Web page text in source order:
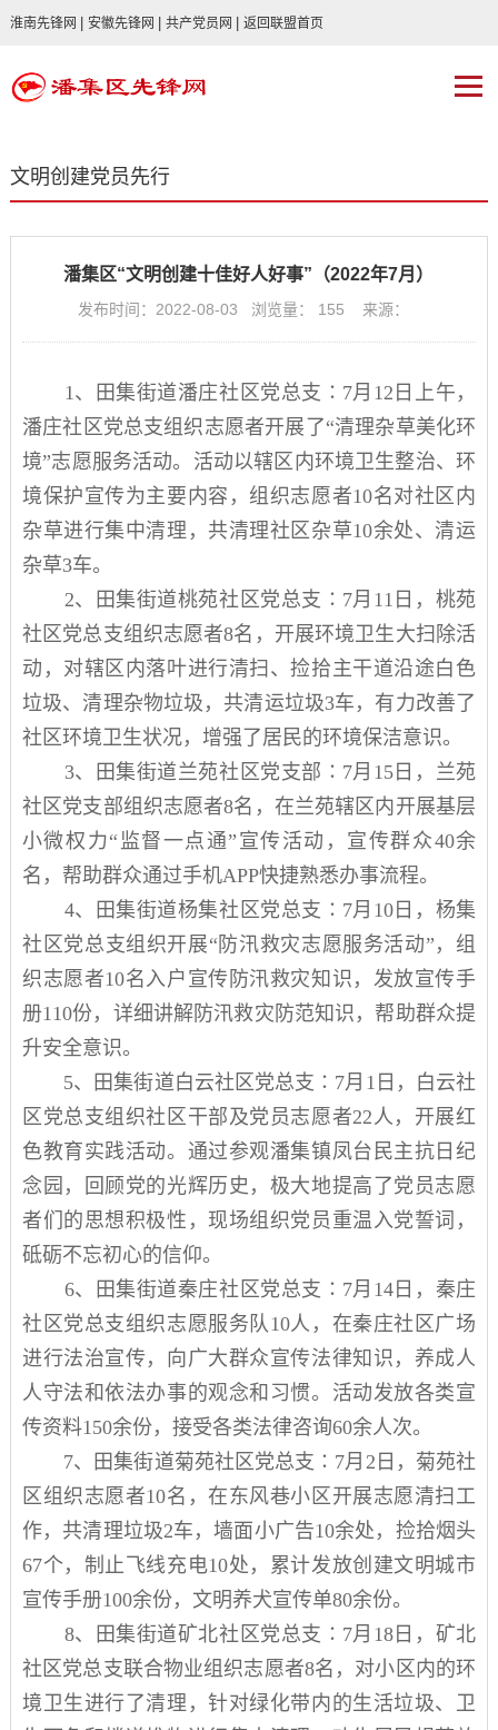
淮南先锋网 安徽先锋网 共产党员网 返回联盟首页
文明创建党员先行
潘集区“文明创建十佳好人好事”（2022年7月）
发布时间：2022-08-03 浏览量： 155 来源：
1、田集街道潘庄社区党总支∶7月 12 日上午，
潘庄社区党总支组织志愿者开展了“清理杂草美化环
境”志愿服务活动。活动以辖区内环境卫生整治、环
境保护宣传为主要内容，组织志愿者10名对社区 内
杂草进行集中清理 ， 共清理社区杂草10余处、 清运
杂草3车。
2、田集街道桃苑社区党总支∶7月 11 日，桃苑
社区党总支组织志愿者8名，开展环境卫生大扫除活
动，对辖区内落叶进行清扫 、捡拾主干道沿途白色
垃圾、清理杂物垃圾， 共清运垃圾3车 ，有力改善了
社区环境卫生状况，增强了居民的环境保洁意识。
3、田集街道兰苑社区党支部∶7月 15日，兰苑
社区党支部组织志愿者8名，在兰苑辖区内开展基层
小微权力“ 监督一点通” 宣传活动，宣传群众40余
名 ，帮助群众通过手机APP快捷熟悉办事流程。
4、田集街道杨集社区党总支 ∶ 7月 10日，杨集
社区党总支组织开展“防汛救灾志愿服务活动” ，组
织志愿者10名入户宣传防汛救灾知识，发放宣传手
册110份，详细讲解防汛救灾 防范知识，帮助群众提
升安全意识。
5、 田集街道白云社区党总支 ∶7月 1 日，白云社
区党总支组织社区干部及党员志愿者22人，开展红
色教育实践活动。通过参观潘集镇凤台民主抗日纪
念园 ，回顾党的光辉历史， 极大地提高了党员志愿
者们的思想积极性，现场组织党员重温入党誓词，
砥砺不忘初心的信仰。
6、 田集街道秦庄社区党总支 ∶7月 14日，秦庄
社区党总支组织志愿服务队10人，在秦庄社区广场
进行法治宣传，
向广大群众宣传法律知识，养成人
人守法和依法办事的观念和习惯。活动发放各类宣
传资料150余份，接受各类法律咨询60余人次。
7、 田集街道菊苑社区党总支 ∶ 7月 2 日 ， 菊苑社
区组织志愿者10名，在东风巷小区开展志愿清扫 工
作， 共清理垃圾2车，墙面小广告10余处，捡拾烟头
67个，制止飞线充电10处， 累计发放创建文明城市
宣传手册100余份，文明养犬宣传单80余份。
8、 田集街道矿北社区党总支 ∶7月 18日，矿北
社区党总支联合物业组织志愿者8名，对小区内的环
境卫生进行了清理，针对绿化带内的生活垃圾、卫